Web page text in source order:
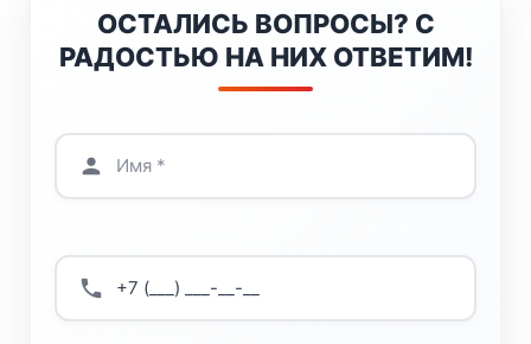
ОСТАЛИСЬ ВОПРОСЫ? С
РАДОСТЬЮ НА НИХ ОТВЕТИМ!